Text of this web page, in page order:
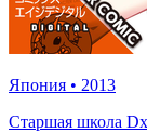
Япония • 2013
Старшая школа